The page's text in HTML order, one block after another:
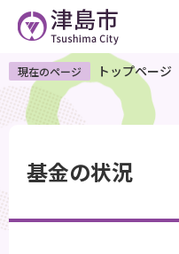
ペ
ー
ジ
で
す
現在のページ トップページ
基金の状況